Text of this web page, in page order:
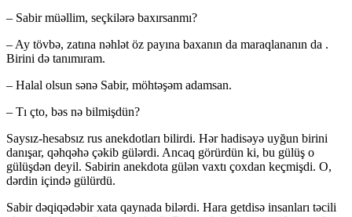
– Sabir müəllim, seçkilərə baxırsanmı?
– Ay tövbə, zatına nəhlət öz payına baxanın da maraqlananın da .
Birini də tanımıram.
– Halal olsun sənə Sabir, möhtəşəm adamsan.
– Tı çto, bəs nə bilmişdün?
Saysız-hesabsız rus anekdotları bilirdi. Hər hadisəyə uyğun birini
danışar, qəhqəhə çəkib gülərdi. Ancaq görürdün ki, bu gülüş o
gülüşdən deyil. Sabirin anekdota gülən vaxtı çoxdan keçmişdi. O,
dərdin içində gülürdü.
Sabir dəqiqədəbir xata qaynada bilərdi. Hara getdisə insanları təcili